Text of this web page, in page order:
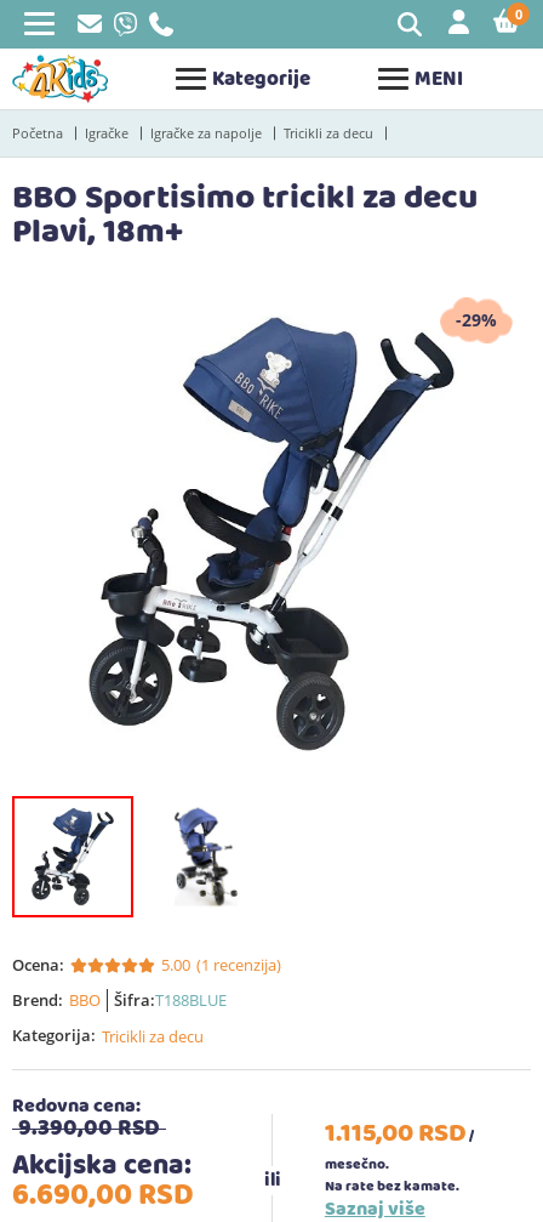
Kategorije MENI
0
Početna Igračke Igračke za napolje Tricikli za decu
BBO Sportisimo tricikl za decu
Plavi, 18m+
-29%
Ocena: 5.00 (1 recenzija)
Brend: BBO Šifra:T188BLUE
Kategorija: Tricikli za decu
Redovna cena:
9.390,00RSD
Akcijska cena:
6.690,00RSD
1.115,00RSD/
mesečno.
Na rate bez kamate.
Saznaj više